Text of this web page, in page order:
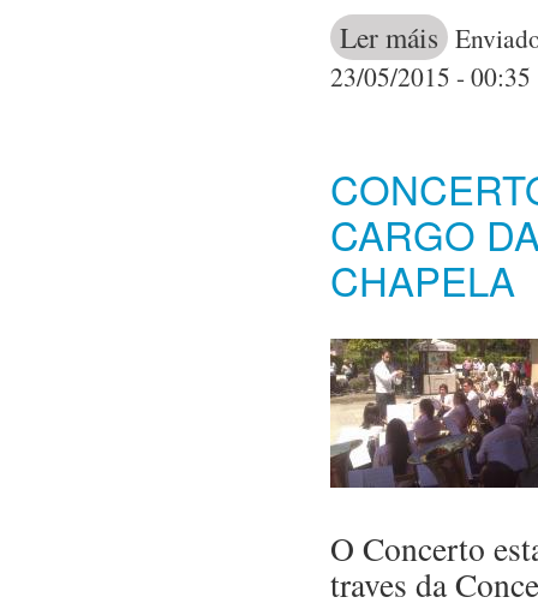
Ler máis acerca de A
PRIMER
23/05/2015 - 00:35
CARGO
CHAPELA
O Concerto
traves da